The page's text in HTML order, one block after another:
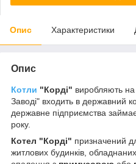
Опис Характеристики
Опис
Котли "Корді" виробляють на
Заводі" входить в державний
державне підприємства
року.
Котел "Корді" призначений
житлових будинків,